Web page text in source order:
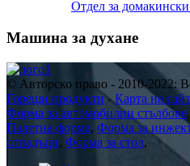
Отдел за
Машина за духане
© Авторско право - 2010-2022:
Горещи продукти-Карта на
Форма за автомобилни стълбове,
Палетна форма, Форма за
отпадъци, Форма за стол,